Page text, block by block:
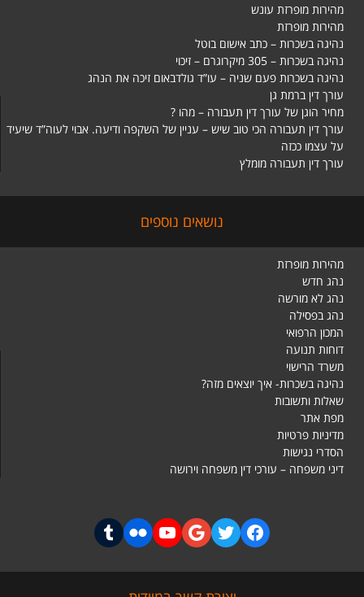
מהירות מופרזת עונש
מהירות מופרזת
נהיגה בשכרות – כתב אישום בוטל
נהיגה בשכרות – 305 מיקרוגרם – זיכוי
נהיגה בשכרות פעם שניה – עו”ד גולדבאום זיכה את הנהג
עורך דין ברמת גן
מחיר הוגן של עורך דין תעבורה – מהו ?
עורך דין תעבורה הכי טוב שיש – עניין של השקפה ודיעה. אבוי לעוה”ד שיעיד
על עצמו ככזה
עורך דין תעבורה מומלץ
נושאים נוספים
מהירות מופרזת
נהג חדש
נהג לא מורשה
נהג בפסילה
המכון הרפואי
דוחות תנועה
משרד הרישוי
נהיגה בשכרות- איך יוצאים מזה?
שאלות ותשובות
מפת אתר
מדיניות פרטיות
הסדרי נגישות
דיני משפחה – עורכי דין משפחה וירושה